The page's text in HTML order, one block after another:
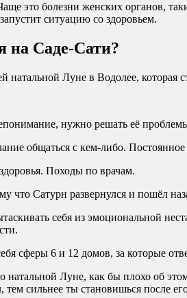
это болезни женских органов,
ситуацию со здоровьем.
на Саде-Сати?
Луне в Водолее, которая
нужно решать её
общаться с кем-либо.
Походы по врачам.
что Сатурн развернулся и пошёл
себя из эмоциональной
сферы 6 и 12 домов, за которые
Луне, как бы плохо об
сильнее ты становишься после